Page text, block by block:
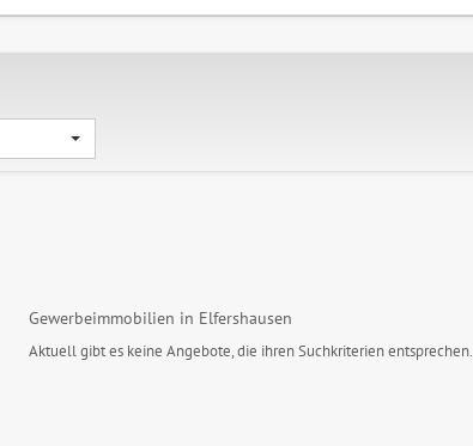
Gewerbeimmobilien in Elfershausen
Aktuell gibt es keine Angebote, die ihren Suchkriterien entsprechen.